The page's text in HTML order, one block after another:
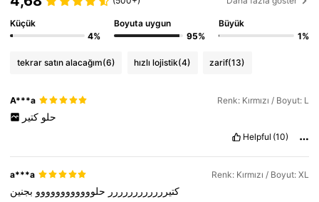
Küçük
4%
Boyuta uygun
95%
Büyük
1%
tekrar satın alacağım(6) hızlı lojistik(4) zarif(13)
A***a Renk: Kırmızı / Boyut: L
حلوكتير
Helpful (10)
a***a Renk: Kırmızı / Boyut: XL
كتيرررررررررررر حلوووووووووووو بجنين